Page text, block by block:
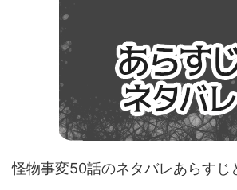
怪物事変50話のネタバレあらすじ